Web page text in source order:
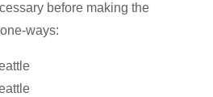
before making the
ways: